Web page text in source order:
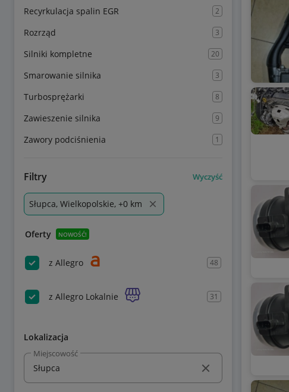
Recyrkulacja spalin EGR 2
Rozrząd 3
Silniki kompletne 20
Smarowanie silnika 3
Turbosprężarki 8
Zawieszenie silnika 9
Zawory podciśnienia 1
Filtry Wyczyść
Słupca, Wielkopolskie, +0 km
Oferty NOWOŚĆ!
z Allegro 48
z Allegro Lokalnie 31
Lokalizacja
Miejscowość